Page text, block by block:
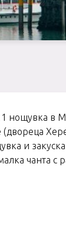
1 нощувка в
(двореца
и
чанта с